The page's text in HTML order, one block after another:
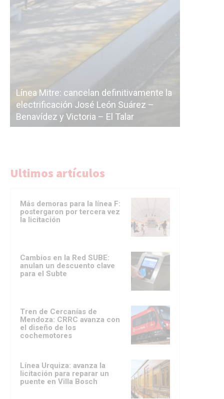
cancelan definitivamente la
José León Suárez –
y Victoria – El Talar
La Ciudad vuelve a
Ultimos artículos
Más demoras para la línea F:
postergaron por tercera vez
la licitación
Cambios en la Red SUBE:
anulan un descuento clave
para el Subte
Tren de Cercanías de
Mendoza: CRRC avanza con
el diseño de los
cochemotores
Línea Urquiza: avanza la
licitación para reparar un
puente en Villa Bosch